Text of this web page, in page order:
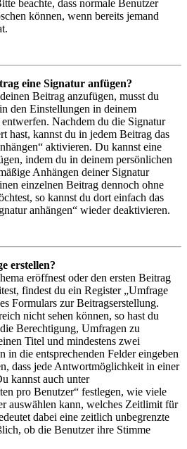
beachte, dass normale Benutzer
können, wenn bereits jemand
eine Signatur anfügen?
Beitrag anzufügen, musst du
den Einstellungen in deinem
Nachdem du die Signatur
hast, kannst du in jedem Beitrag das
aktivieren. Du kannst eine
indem du in deinem persönlichen
Anhängen deiner Signatur
einzelnen Beitrag dennoch ohne
so kannst du dort einfach das
anhängen“ wieder deaktivieren.
erstellen?
eröffnest oder den ersten Beitrag
findest du ein Register „Umfrage
Formulars zur Beitragserstellung.
nicht sehen können, so hast du
Berechtigung, Umfragen zu
Titel und mindestens zwei
in die entsprechenden Felder eingeben
dass jede Antwortmöglichkeit in einer
kannst auch unter
pro Benutzer“ festlegen, wie viele
auswählen kann, welches Zeitlimit für
dabei eine zeitlich unbegrenzte
ob die Benutzer ihre Stimme